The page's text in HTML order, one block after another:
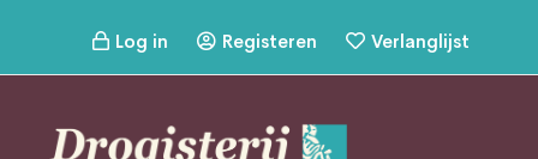
Log in Registeren Verlanglijst